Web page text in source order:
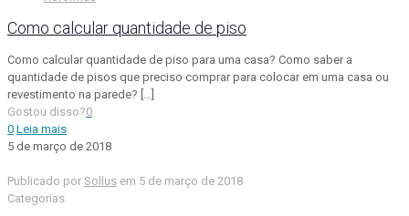
Como calcular quantidade de piso
Como calcular quantidade de piso para uma casa? Como saber a
quantidade de pisos que preciso comprar para colocar em uma casa ou
revestimento na parede? […]
Gostou disso?0
0 Leia mais
5 de março de 2018
Publicado por Sollus em 5 de março de 2018
Categorias